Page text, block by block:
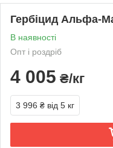
Гербіцид Альфа-
В наявності
Опт і роздріб
4 005 ₴/кг
3 996 ₴ від 5 кг